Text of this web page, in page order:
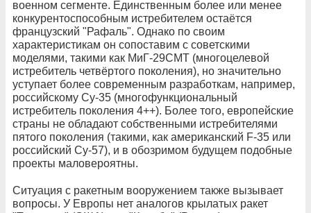
военном сегменте. Единственным более или менее
конкурентоспособным истребителем остаётся
французский "Рафаль". Однако по своим
характеристикам он сопоставим с советскими
моделями, такими как МиГ-29СМТ (многоцелевой
истребитель четвёртого поколения), но значительно
уступает более современным разработкам, например,
российскому Су-35 (многофункциональный
истребитель поколения 4++). Более того, европейские
страны не обладают собственными истребителями
пятого поколения (такими, как американский F-35 или
российский Су-57), и в обозримом будущем подобные
проекты маловероятны.
Ситуация с ракетным вооружением также вызывает
вопросы. У Европы нет аналогов крылатых ракет